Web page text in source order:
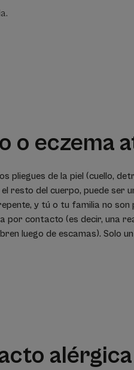
o eczema
pliegues de la piel (cuello,
resto del cuerpo, puede ser
y tú o tu familia no son
contacto (es decir, una
luego de escamas). Solo